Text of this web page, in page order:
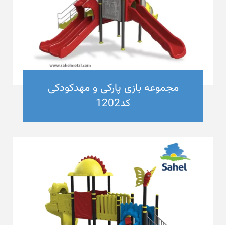
مجموعه بازی پارکی و مهدکودکی